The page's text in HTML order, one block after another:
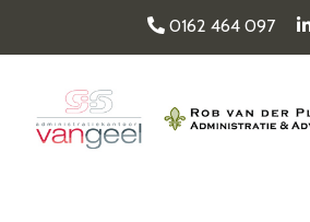
hoofd
inhoud
0162 464 097
Van Geel & van der